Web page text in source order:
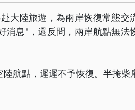
大陸旅遊，為兩岸恢復常態交
息"，還反問，兩岸航點無法
航點，遲遲不予恢復。半掩柴